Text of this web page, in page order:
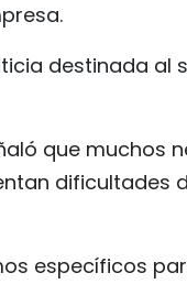
destinada al
que muchos
dificultades
específicos